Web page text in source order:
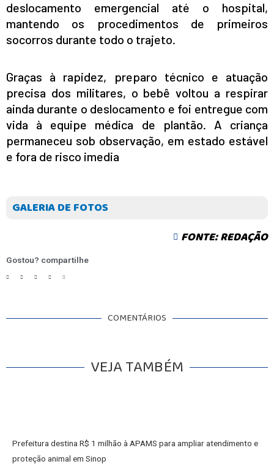
deslocamento emergencial até o hospital,
mantendo os procedimentos de primeiros
socorros durante todo o trajeto.
Graças à rapidez, preparo técnico e atuação
precisa dos militares, o bebê voltou a respirar
ainda durante o deslocamento e foi entregue com
vida à equipe médica de plantão. A criança
permaneceu sob observação, em estado estável
e fora de risco imedia
GALERIA DE FOTOS
FONTE: REDAÇÃO
Gostou? compartilhe
COMENTÁRIOS
VEJA TAMBÉM
Prefeitura destina R$ 1 milhão à APAMS para ampliar atendimento e
proteção animal em Sinop